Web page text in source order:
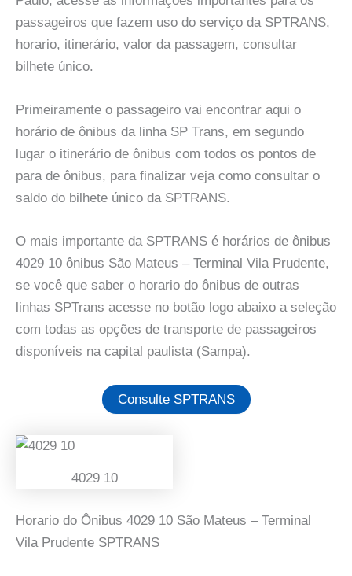
passageiros que fazem uso do serviço da SPTRANS,
horario, itinerário, valor da passagem, consultar
bilhete único.
Primeiramente o passageiro vai encontrar aqui o
horário de ônibus da linha SP Trans, em segundo
lugar o itinerário de ônibus com todos os pontos de
para de ônibus, para finalizar veja como consultar o
saldo do bilhete único da SPTRANS.
O mais importante da SPTRANS é horários de ônibus
4029 10 ônibus São Mateus – Terminal Vila Prudente,
se você que saber o horario do ônibus de outras
linhas SPTrans acesse no botão logo abaixo a seleção
com todas as opções de transporte de passageiros
disponíveis na capital paulista (Sampa).
Consulte SPTRANS
4029 10
Horario do Ônibus 4029 10 São Mateus – Terminal
Vila Prudente SPTRANS